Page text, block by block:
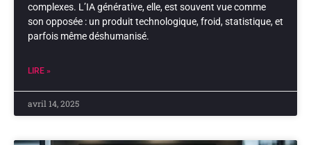
complexes. L’IA générative, elle, est souvent vue comme
son opposée : un produit technologique, froid, statistique, et
parfois même déshumanisé.
LIRE »
avril 14, 2025